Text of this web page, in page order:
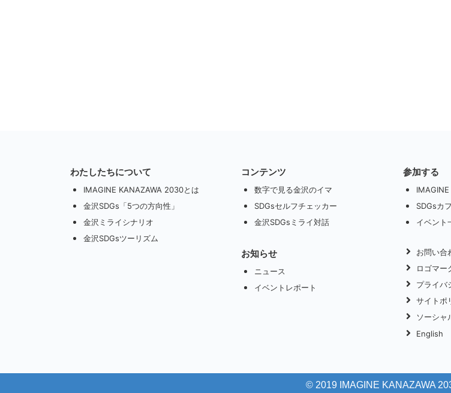
わたしたちについて
IMAGINE KANAZAWA 2030とは
金沢SDGs「5つの方向性」
金沢ミライシナリオ
金沢SDGsツーリズム
コンテンツ
数字で見る金沢のイマ
SDGsセルフチェッカー
金沢SDGsミライ対話
お知らせ
ニュース
イベントレポート
参加する
SDGsカ
イベント
お問い合
ロゴマー
プライバ
サイトポ
ソーシャ
English
© 2019 IMAGINE KANAZAWA